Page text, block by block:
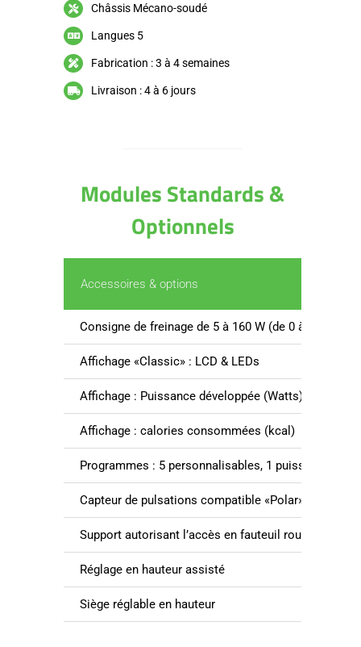
Châssis Mécano-soudé
Langues 5
Fabrication : 3 à 4 semaines
Livraison : 4 à 6 jours
Modules Standards &
Optionnels
Accessoires & options
Consigne de freinage de 5 à 160 W (de 0 à 50tr/mn)
Affichage «Classic» : LCD & LEDs
Affichage : Puissance développée (Watts),
Affichage : calories consommées (kcal)
Programmes : 5 personnalisables, 1 puissance
Capteur de pulsations compatible «Polar»
Support autorisant l’accès en fauteuil roulant
Réglage en hauteur assisté
Siège réglable en hauteur